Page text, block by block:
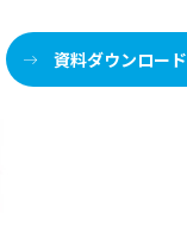
資料ダウンロード